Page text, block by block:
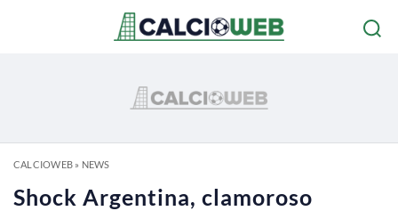
CALCIOWEB» NEWS
Shock Argentina, clamoroso